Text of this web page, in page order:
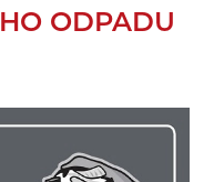
ODPADU